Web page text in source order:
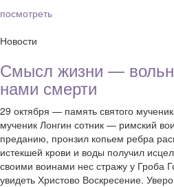
посмотреть
Новости
Смысл жизни —
нами смерти
29 октября — память святого
мученик Лонгин сотник — римский
преданию, пронзил копьем ребра
истекшей крови и воды получил
своими воинами нес стражу у Гроба
увидеть Христово Воскресение.